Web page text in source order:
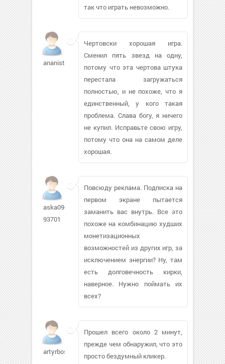
так что играть невозможно.
ananist444
Чертовски хорошая игра.
Сменил пять звезд на одну,
потому что эта чертова штука
перестала загружаться
полностью, и не похоже, что я
единственный, у кого такая
проблема. Слава богу, я ничего
не купил. Исправьте свою игру,
потому что она на самом деле
хорошая.
aska09-
93701
Повсюду реклама. Подписка на
первом экране пытается
заманить вас внутрь. Все это
похоже на комбинацию худших
монетизационных
возможностей из других игр, за
исключением энергии? Ну, там
есть долговечность кирки,
наверное. Нужно поймать их
всех?
artyrboss
Прошел всего около 2 минут,
прежде чем обнаружил, что это
просто бездумный кликер.